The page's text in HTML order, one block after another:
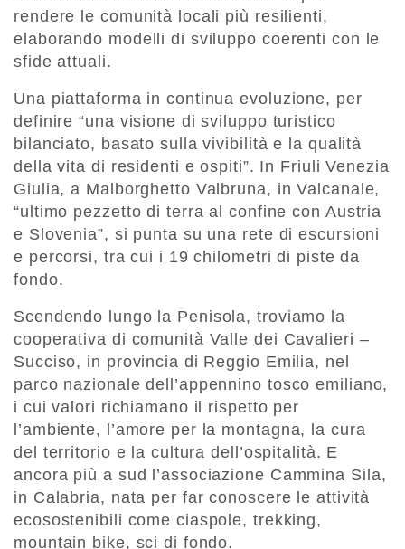
rendere le comunità locali più resilienti,
elaborando modelli di sviluppo coerenti con le
sfide attuali.
Una piattaforma in continua evoluzione, per
definire “una visione di sviluppo turistico
bilanciato, basato sulla vivibilità e la qualità
della vita di residenti e ospiti”. In Friuli Venezia
Giulia, a Malborghetto Valbruna, in Valcanale,
“ultimo pezzetto di terra al confine con Austria
e Slovenia”, si punta su una rete di escursioni
e percorsi, tra cui i 19 chilometri di piste da
fondo.
Scendendo lungo la Penisola, troviamo la
cooperativa di comunità Valle dei Cavalieri –
Succiso, in provincia di Reggio Emilia, nel
parco nazionale dell’appennino tosco emiliano,
i cui valori richiamano il rispetto per
l’ambiente, l’amore per la montagna, la cura
del territorio e la cultura dell’ospitalità. E
ancora più a sud l’associazione Cammina Sila,
in Calabria, nata per far conoscere le attività
ecosostenibili come ciaspole, trekking,
mountain bike, sci di fondo.